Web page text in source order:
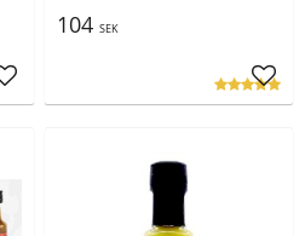
Lägg till i favoriter
104 SEK